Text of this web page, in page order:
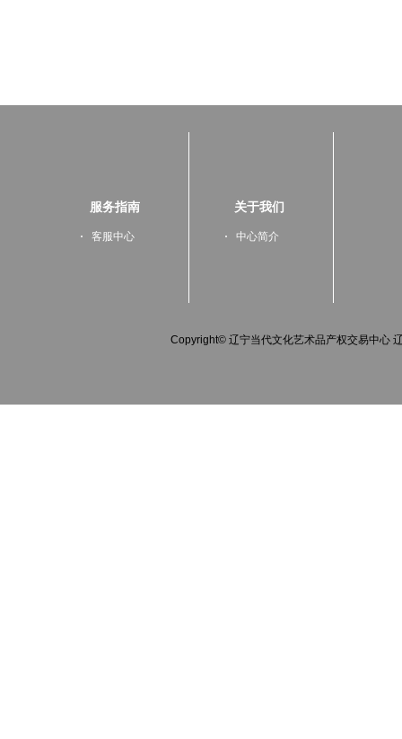
服务指南
客服中心
关于我们
中心简介
Copyright© 辽宁当代文化艺术品产权交易中心